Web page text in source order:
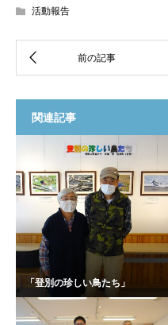
活動報告
関連記事
「登別の珍しい鳥たち」